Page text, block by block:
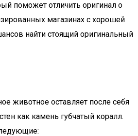
поможет отличить оригинал о
магазинах с хорошей
найти стоящий оригинальный
животное оставляет после себя
как камень губчатый коралл.